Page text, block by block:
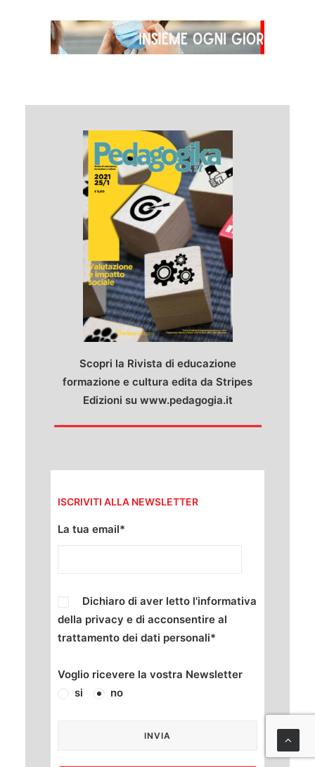
Scopri la Rivista di educazione
formazione e cultura edita da Stripes
Edizioni su www.pedagogia.it
ISCRIVITI ALLA NEWSLETTER
La tua email*
Dichiaro di aver letto l'informativa
della privacy e di acconsentire al
trattamento dei dati personali*
Voglio ricevere la vostra Newsletter
si
no